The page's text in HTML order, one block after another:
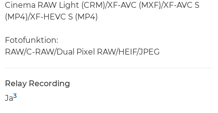
Cinema RAW Light (CRM)/XF-AVC (MXF)/XF-AVC S
(MP4)/XF-HEVC S (MP4)
Fotofunktion:
RAW/C-RAW/Dual Pixel RAW/HEIF/JPEG
Relay Recording
Ja3